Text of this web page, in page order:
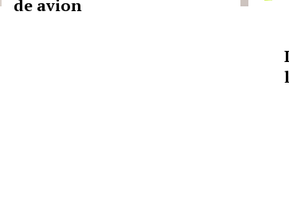
de avion